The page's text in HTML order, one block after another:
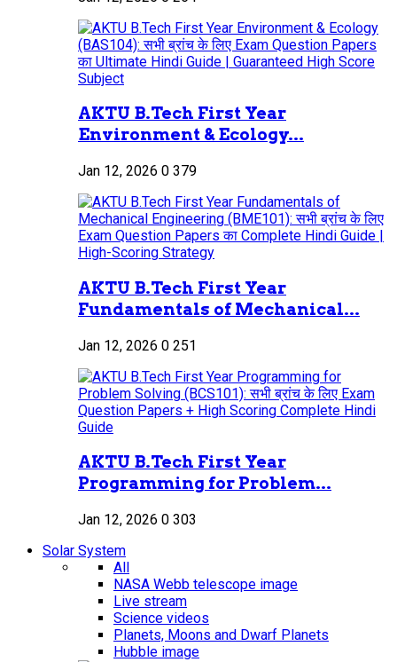
AKTU B.Tech First Year
Environment & Ecology...
Jan 12, 2026 0 379
AKTU B.Tech First Year
Fundamentals of Mechanical...
Jan 12, 2026 0 251
AKTU B.Tech First Year
Programming for Problem...
Jan 12, 2026 0 303
Solar System
All
NASA Webb telescope image
Live stream
Science videos
Planets, Moons and Dwarf Planets
Hubble image